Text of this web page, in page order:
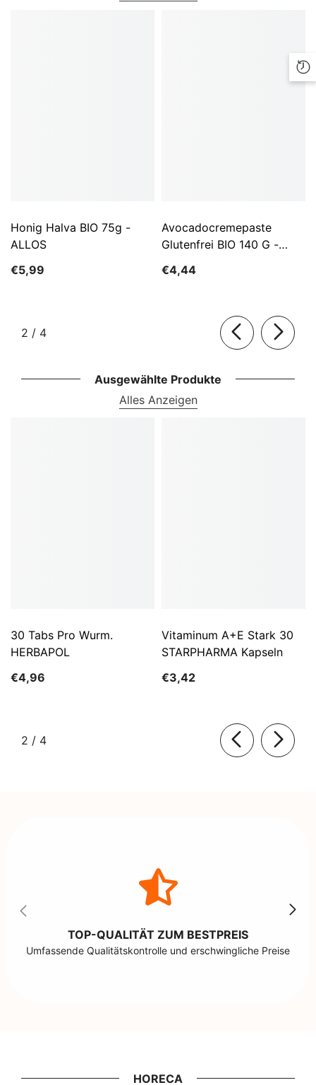
Honig Halva BIO 75g -
ALLOS
€5,99
Avocadocremepaste
Glutenfrei BIO 140 G -
€4,44
2 / von
4
Ausgewählte Produkte
Alles Anzeigen
30 Tabs Pro Wurm.
HERBAPOL
€4,96
Vitaminum A+E Stark 30
STARPHARMA Kapseln
€3,42
2 / von
4
TOP-QUALITÄT ZUM BESTPREIS
Umfassende Qualitätskontrolle und erschwingliche Preise
HORECA